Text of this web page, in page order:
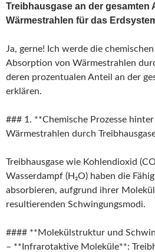
Treibhausgase an der gesamten
Wärmestrahlen für das
Ja, gerne! Ich werde die
Absorption von Wärmestrahlen
deren prozentualen Anteil an der
erklären.
### 1. **Chemische Prozesse
Wärmestrahlen durch
Treibhausgase wie Kohlendioxid
Wasserdampf (H₂O) haben die
absorbieren, aufgrund ihrer
resultierenden Schwingungsmodi.
#### **Molekülstruktur und
– **Infrarotaktive Moleküle**: